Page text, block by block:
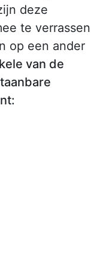
deze
te verrassen
op een ander
van de